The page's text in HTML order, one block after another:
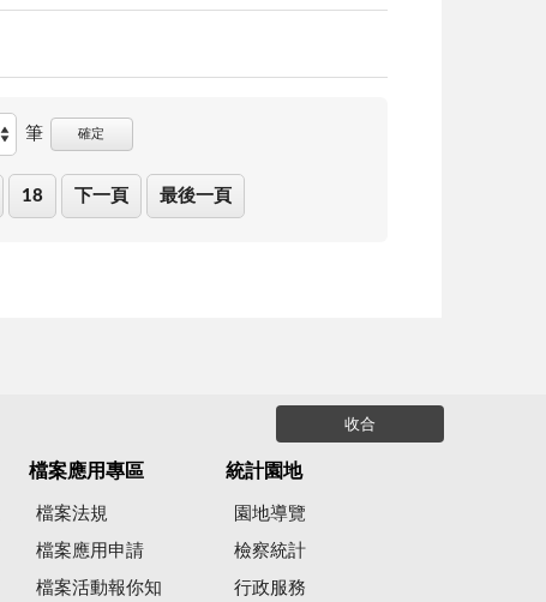
筆 確定
18 下一頁 最後一頁
收合
檔案應用專區
檔案法規
檔案應用申請
檔案活動報你知
統計園地
園地導覽
檢察統計
行政服務